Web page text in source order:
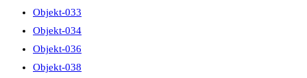
Objekt-033
Objekt-034
Objekt-036
Objekt-038